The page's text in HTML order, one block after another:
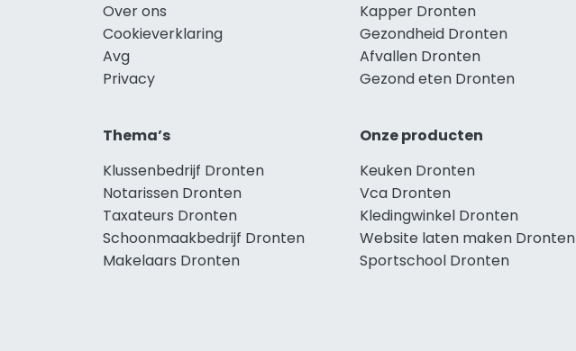
Over ons
Cookieverklaring
Avg
Privacy
Kapper Dronten
Gezondheid Dronten
Afvallen Dronten
Gezond eten Dronten
Thema’s
Klussenbedrijf Dronten
Notarissen Dronten
Taxateurs Dronten
Schoonmaakbedrijf Dronten
Makelaars Dronten
Onze producten
Keuken Dronten
Vca Dronten
Kledingwinkel Dronten
Website laten maken Dronten
Sportschool Dronten